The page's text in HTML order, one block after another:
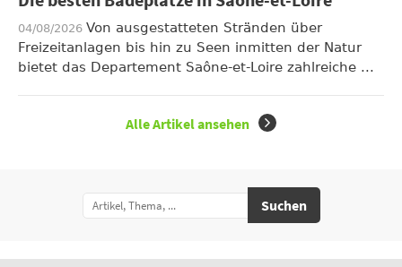
04/08/2026 Von ausgestatteten Stränden über
Freizeitanlagen bis hin zu Seen inmitten der Natur
bietet das Departement Saône-et-Loire zahlreiche ...
Alle Artikel ansehen
Suchen